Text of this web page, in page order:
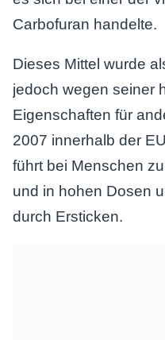
Carbofuran handelte.
Dieses Mittel wurde
jedoch wegen seiner
Eigenschaften für
2007 innerhalb der
führt bei Menschen
und in hohen Dosen
durch Ersticken.